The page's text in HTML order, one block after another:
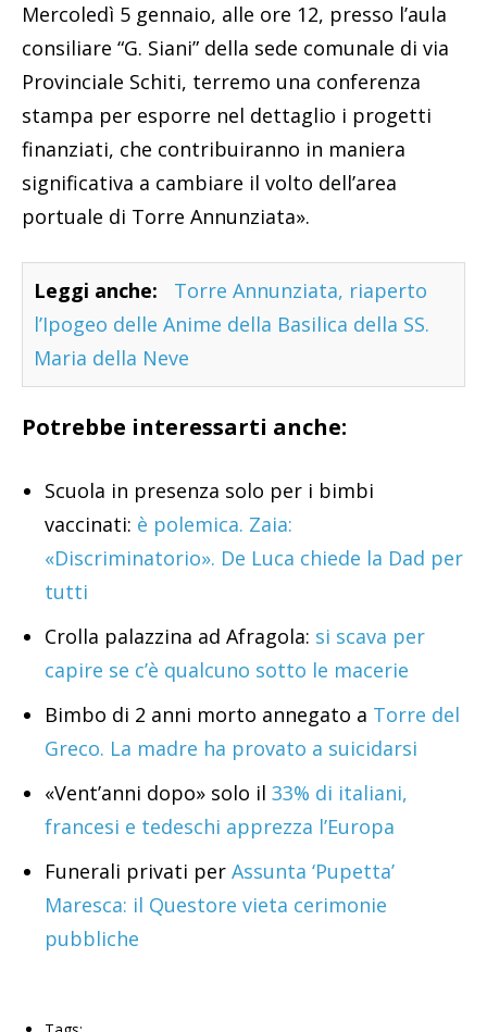
Mercoledì 5 gennaio, alle ore 12, presso l’aula
consiliare “G. Siani” della sede comunale di via
Provinciale Schiti, terremo una conferenza
stampa per esporre nel dettaglio i progetti
finanziati, che contribuiranno in maniera
significativa a cambiare il volto dell’area
portuale di Torre Annunziata».
Leggi anche:
Torre Annunziata, riaperto
l’Ipogeo delle Anime della Basilica della SS.
Maria della Neve
Potrebbe interessarti anche:
Scuola in presenza solo per i bimbi
vaccinati: è polemica. Zaia:
«Discriminatorio». De Luca chiede la Dad per
tutti
Crolla palazzina ad Afragola: si scava per
capire se c’è qualcuno sotto le macerie
Bimbo di 2 anni morto annegato a Torre del
Greco. La madre ha provato a suicidarsi
«Vent’anni dopo» solo il 33% di italiani,
francesi e tedeschi apprezza l’Europa
Funerali privati per Assunta ‘Pupetta’
Maresca: il Questore vieta cerimonie
pubbliche